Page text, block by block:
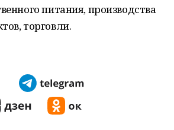
питания, производства
торговли.